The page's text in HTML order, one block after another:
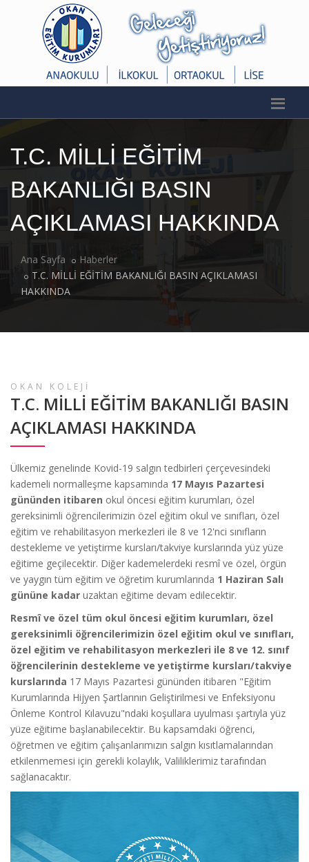
T.C. MİLLİ EĞİTİM
BAKANLIĞI BASIN
AÇIKLAMASI HAKKINDA
Ana Sayfa
Haberler
T.C. MİLLİ EĞİTİM BAKANLIĞI BASIN AÇIKLAMASI
HAKKINDA
OKAN KOLEJİ
T.C. MİLLİ EĞİTİM BAKANLIĞI BASIN
AÇIKLAMASI HAKKINDA
Ülkemiz genelinde Kovid-19 salgın tedbirleri çerçevesindeki
kademeli normalleşme kapsamında 17 Mayıs Pazartesi
gününden itibaren okul öncesi eğitim kurumları, özel
gereksinimli öğrencilerimizin özel eğitim okul ve sınıfları, özel
eğitim ve rehabilitasyon merkezleri ile 8 ve 12'nci sınıfların
destekleme ve yetiştirme kursları/takviye kurslarında yüz yüze
eğitime geçilecektir. Diğer kademelerdeki resmî ve özel, örgün
ve yaygın tüm eğitim ve öğretim kurumlarında 1 Haziran Salı
gününe kadar uzaktan eğitime devam edilecektir.
Resmî ve özel tüm okul öncesi eğitim kurumları, özel
gereksinimli öğrencilerimizin özel eğitim okul ve sınıfları,
özel eğitim ve rehabilitasyon merkezleri ile 8 ve 12. sınıf
öğrencilerinin destekleme ve yetiştirme kursları/takviye
kurslarında 17 Mayıs Pazartesi gününden itibaren "Eğitim
Kurumlarında Hijyen Şartlarının Geliştirilmesi ve Enfeksiyonu
Önleme Kontrol Kılavuzu"ndaki koşullara uyulması şartıyla yüz
yüze eğitime başlanabilecektir. Bu kapsamdaki öğrenci,
öğretmen ve eğitim çalışanlarımızın salgın kısıtlamalarından
etkilenmemesi için gerekli kolaylık, Valiliklerimiz tarafından
sağlanacaktır.